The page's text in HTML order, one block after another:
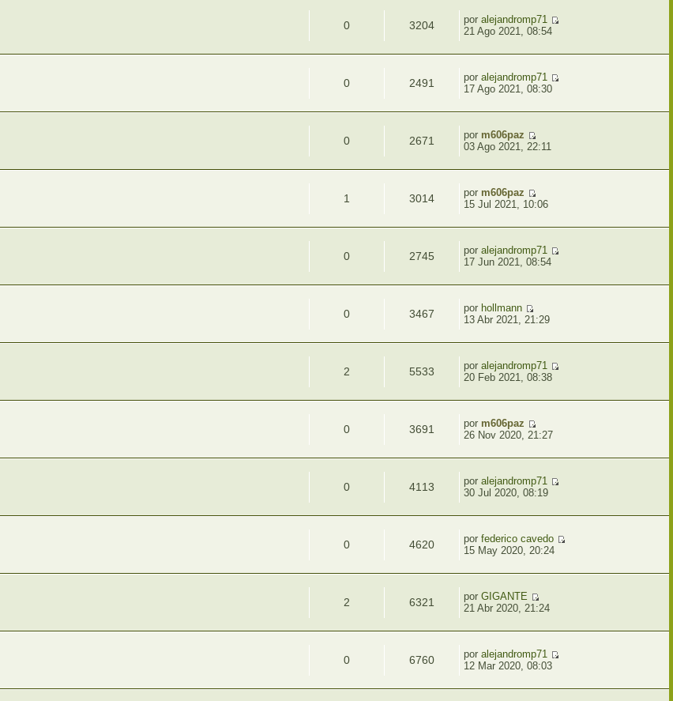
0 3204 por alejandromp71
21 Ago 2021, 08:54
0 2491 por alejandromp71
17 Ago 2021, 08:30
0 2671 por m606paz
03 Ago 2021, 22:11
1 3014 por m606paz
15 Jul 2021, 10:06
0 2745 por alejandromp71
17 Jun 2021, 08:54
0 3467 por hollmann
13 Abr 2021, 21:29
2 5533 por alejandromp71
20 Feb 2021, 08:38
0 3691 por m606paz
26 Nov 2020, 21:27
0 4113 por alejandromp71
30 Jul 2020, 08:19
0 4620 por federico cavedo
15 May 2020, 20:24
2 6321 por GIGANTE
21 Abr 2020, 21:24
0 6760 por alejandromp71
12 Mar 2020, 08:03